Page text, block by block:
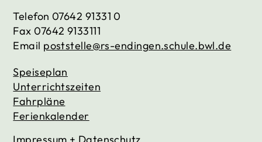
Telefon 07642 91331 0
Fax 07642 9133111
Email poststelle@rs-endingen.schule.bwl.de
Speiseplan
Unterrichtszeiten
Fahrpläne
Ferienkalender
Impressum + Datenschutz